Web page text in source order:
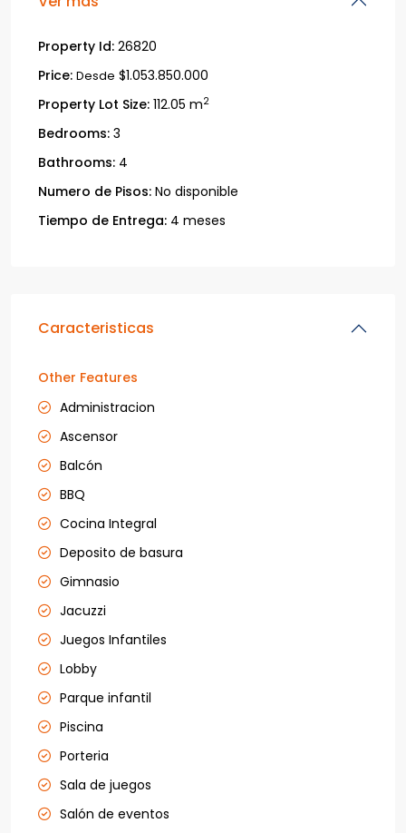
Property Id: 26820
Price: Desde $1.053.850.000
Property Lot Size: 112.05 m2
Bedrooms: 3
Bathrooms: 4
Numero de Pisos: No disponible
Tiempo de Entrega: 4 meses
Caracteristicas
Other Features
Administracion
Ascensor
Balcón
BBQ
Cocina Integral
Deposito de basura
Gimnasio
Jacuzzi
Juegos Infantiles
Lobby
Parque infantil
Piscina
Porteria
Sala de juegos
Salón de eventos